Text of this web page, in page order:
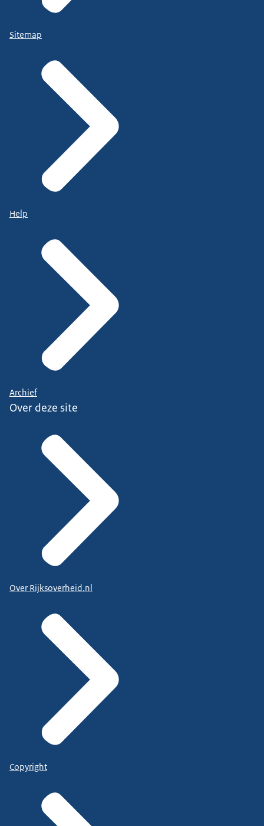
Sitemap
Help
Archief
Over deze site
Over Rijksoverheid.nl
Copyright